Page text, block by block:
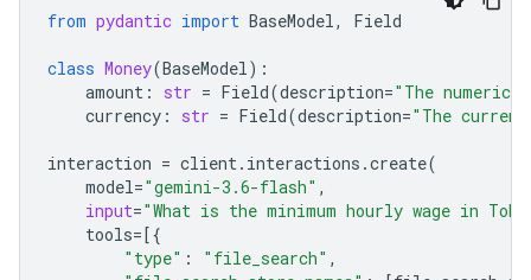
from pydantic import BaseModel, Field
class Money(BaseModel):
amount : str = Field(description="The
currency : str = Field(description="The
interaction = client. interactions .create(
model="gemini-3.6-flash" ,
input="What is the minimum hourly wage in
tools=[{
"type" : "file_search" ,